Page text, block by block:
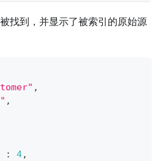
找到，并显示了被索引的原始源
,
,
: 4,